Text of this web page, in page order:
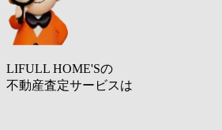
LIFULL HOME'Sの
不動産査定サービスは